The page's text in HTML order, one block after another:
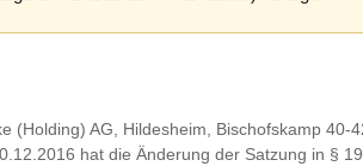
(Holding) AG, Hildesheim, Bischofskamp 40-
hat die Änderung der Satzung in §